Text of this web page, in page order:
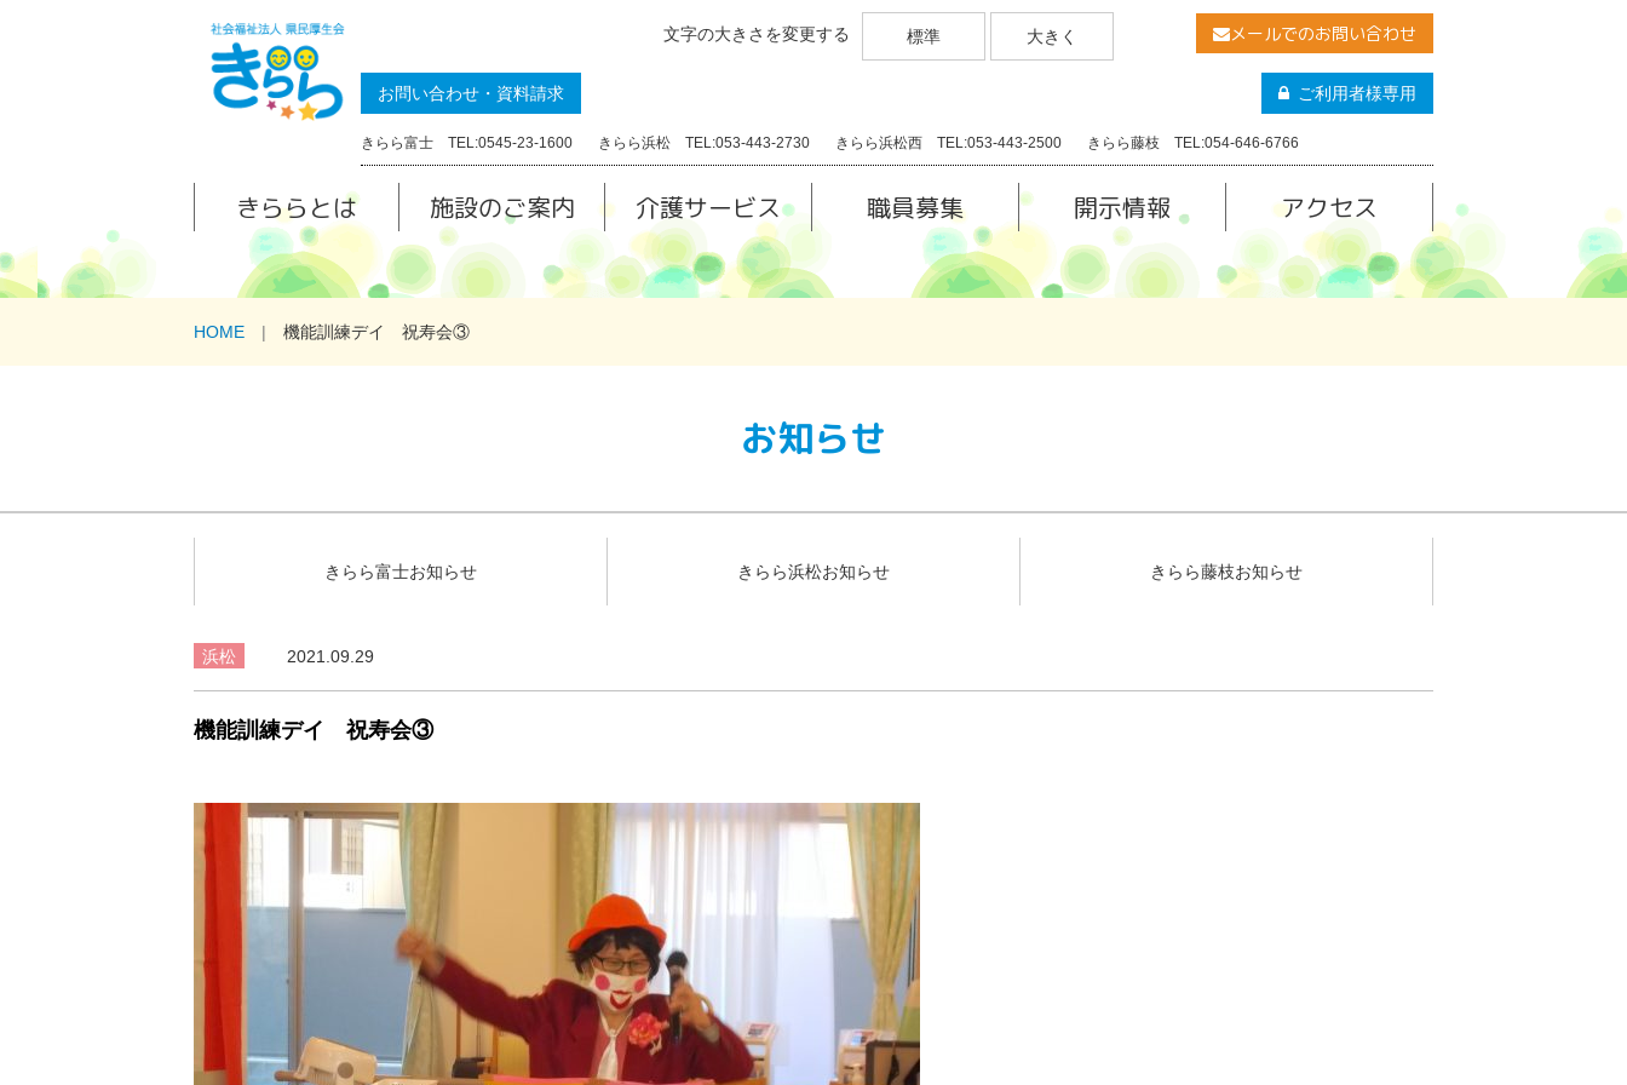
文字の大きさを変更する 標準 大きく メールでのお問い合わせ
お問い合わせ・資料請求 ご利用者様専用
きらら富士 TEL:0545-23-1600 きらら浜松 TEL:053-443-2730 きらら浜松西 TEL:053-443-2500 きらら藤枝 TEL:054-646-6766
きららとは 施設のご案内 介護サービス 職員募集 開示情報 アクセス
HOME 機能訓練デイ 祝寿会③
お知らせ
きらら富士お知らせ きらら浜松お知らせ きらら藤枝お知らせ
浜松 2021.09.29
機能訓練デイ 祝寿会③